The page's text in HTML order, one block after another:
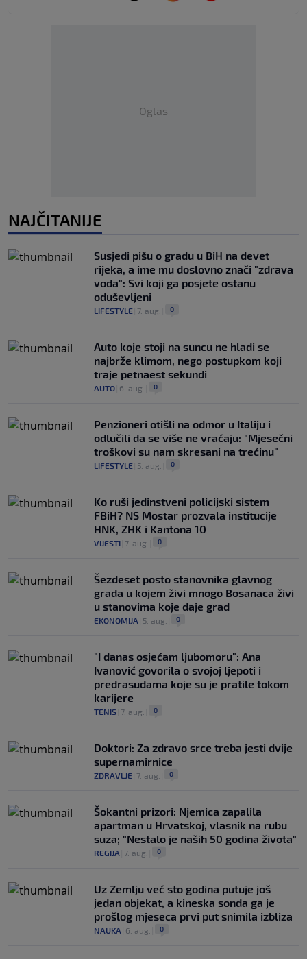
Oglas
NAJČITANIJE
Susjedi pišu o gradu u BiH na devet
rijeka, a ime mu doslovno znači "zdrava
voda": Svi koji ga posjete ostanu
oduševljeni
LIFESTYLE 7. aug. 0
Auto koje stoji na suncu ne hladi se
najbrže klimom, nego postupkom koji
traje petnaest sekundi
AUTO 6. aug. 0
Penzioneri otišli na odmor u Italiju i
odlučili da se više ne vraćaju: "Mjesečni
troškovi su nam skresani na trećinu"
LIFESTYLE 5. aug. 0
Ko ruši jedinstveni policijski sistem
FBiH? NS Mostar prozvala institucije
HNK, ZHK i Kantona 10
VIJESTI 7. aug. 0
Šezdeset posto stanovnika glavnog
grada u kojem živi mnogo Bosanaca živi
u stanovima koje daje grad
EKONOMIJA 5. aug. 0
"I danas osjećam ljubomoru": Ana
Ivanović govorila o svojoj ljepoti i
predrasudama koje su je pratile tokom
karijere
TENIS 7. aug. 0
Doktori: Za zdravo srce treba jesti dvije
supernamirnice
ZDRAVLJE 7. aug. 0
Šokantni prizori: Njemica zapalila
apartman u Hrvatskoj, vlasnik na rubu
suza; "Nestalo je naših 50 godina života"
REGIJA 7. aug. 0
Uz Zemlju već sto godina putuje još
jedan objekat, a kineska sonda ga je
prošlog mjeseca prvi put snimila izbliza
NAUKA 6. aug. 0